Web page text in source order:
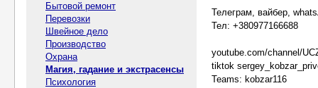
Бытовой ремонт
Перевозки
Швейное дело
Производство
Охрана
Магия, гадание и экстрасенсы
Психология
Телеграм, вайбер,
Тел: +380977166688
youtube.com/channel/
tiktok
Teams: kobzar116